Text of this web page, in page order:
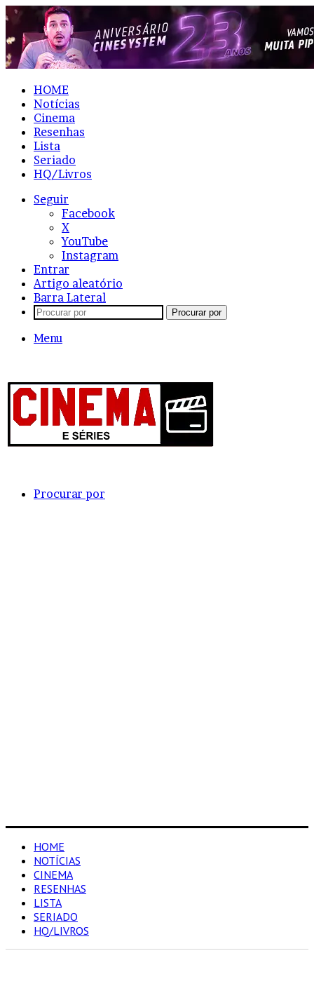
HOME
Notícias
Cinema
Resenhas
Lista
Seriado
HQ/Livros
Seguir
Facebook
X
YouTube
Instagram
Entrar
Artigo aleatório
Barra Lateral
Procurar por
Menu
Procurar por
HOME
NOTÍCIAS
CINEMA
RESENHAS
LISTA
SERIADO
HQ/LIVROS